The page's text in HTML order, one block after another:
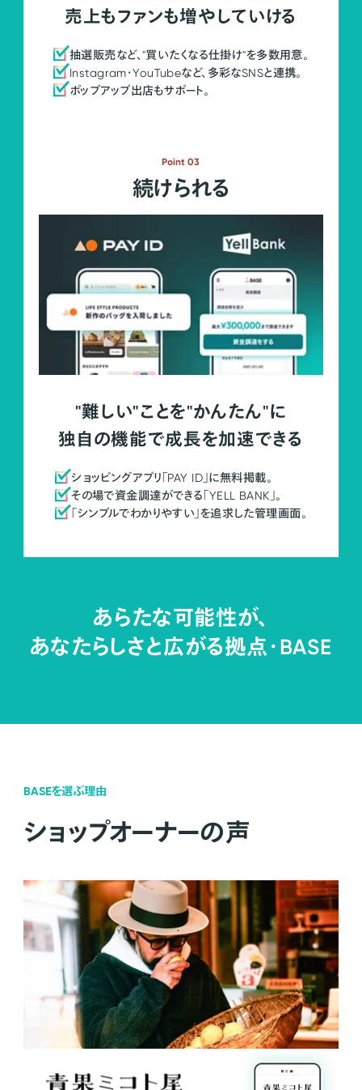
売上もファンも増やしていける
抽選販売など、"買いたくなる仕掛け"を多数用意。
Instagram・YouTubeなど、多彩なSNSと連携。
ポップアップ出店もサポート。
Point 03
続けられる
"難しい"ことを"かんたん"に
独自の機能で成長を加速できる
ショッピングアプリ「PAY ID」に無料掲載。
その場で資金調達ができる「YELL BANK」。
「シンプルでわかりやすい」を追求した管理画面。
あらたな可能性が、
あなたらしさと広がる拠点・BASE
BASEを選ぶ理由
ショップオーナーの声